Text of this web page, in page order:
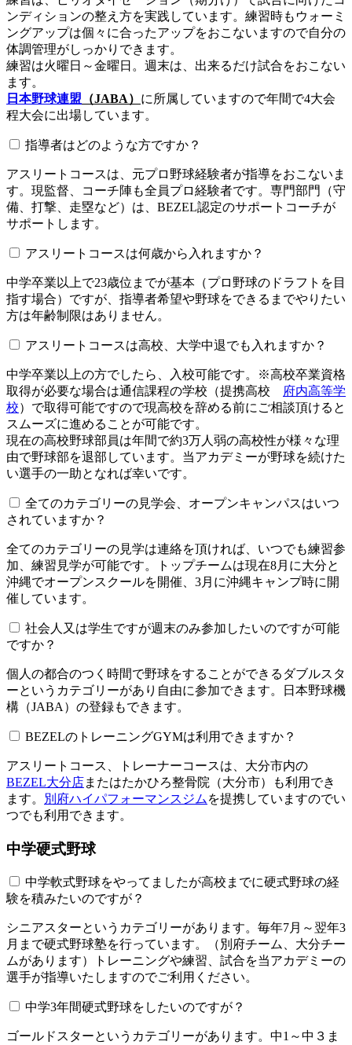
ンディションの整え方を実践しています。練習時もウォーミ
ングアップは個々に合ったアップをおこないますので自分の
体調管理がしっかりできます。
練習は火曜日～金曜日。週末は、出来るだけ試合をおこない
ます。
日本野球連盟 （JABA） に所属していますので年間で4大会
程大会に出場しています。
指導者はどのような方ですか？
アスリートコースは、元プロ野球経験者が指導をおこないま
す。現監督、コーチ陣も全員プロ経験者です。専門部門（守
備、打撃、走塁など）は、BEZEL認定のサポートコーチが
サポートします。
アスリートコースは何歳から入れますか？
中学卒業以上で23歳位までが基本（プロ野球のドラフトを目
指す場合）ですが、指導者希望や野球をできるまでやりたい
方は年齢制限はありません。
アスリートコースは高校、大学中退でも入れますか？
中学卒業以上の方でしたら、入校可能です。※高校卒業資格
取得が必要な場合は通信課程の学校（提携高校
府内高等学
校）で取得可能ですので現高校を辞める前にご相談頂けると
スムーズに進めることが可能です。
現在の高校野球部員は年間で約3万人弱の高校性が様々な理
由で野球部を退部しています。当アカデミーが野球を続けた
い選手の一助となれば幸いです。
全てのカテゴリーの見学会、オープンキャンパスはいつ
されていますか？​​​​​
全てのカテゴリーの見学は連絡を頂ければ、いつでも練習参
加、練習見学が可能です。トップチームは現在8月に大分と
沖縄でオープンスクールを開催、3月に沖縄キャンプ時に開
催しています。
社会人又は学生ですが週末のみ参加したいのですが可能
ですか？
個人の都合のつく時間で野球をすることができるダブルスタ
ーというカテゴリーがあり自由に参加できます。日本野球機
構（JABA）の登録もできます。
BEZELのトレーニングGYMは利用できますか？​​​​​
アスリートコース、トレーナーコースは、大分市内の
BEZEL大分店またはたかひろ整骨院（大分市）も利用でき
ます。
別府ハイパフォーマンスジム を提携していますのでい
つでも利用できます。
中学硬式野球
中学軟式野球をやってましたが高校までに硬式野球の経
験を積みたいのですが？
シニアスターというカテゴリーがあります。毎年7月～翌年3
月まで硬式野球塾を行っています。（別府チーム、大分チー
ムがあります）トレーニングや練習、試合を当アカデミーの
選手が指導いたしますのでご利用ください。
中学3年間硬式野球をしたいのですが？
ゴールドスターというカテゴリーがあります。中1～中３ま